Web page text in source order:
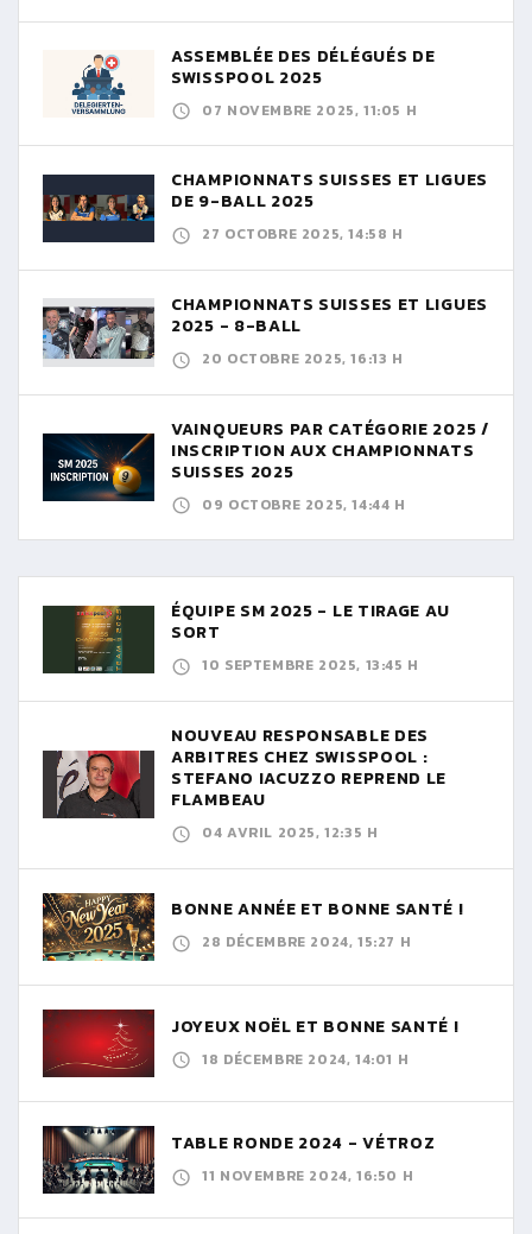
ASSEMBLÉE DES DÉLÉGUÉS DE
SWISSPOOL 2025
07 NOVEMBRE 2025, 11:05 H
CHAMPIONNATS SUISSES ET LIGUES
DE 9-BALL 2025
27 OCTOBRE 2025, 14:58 H
CHAMPIONNATS SUISSES ET LIGUES
2025 - 8-BALL
20 OCTOBRE 2025, 16:13 H
VAINQUEURS PAR CATÉGORIE 2025 /
INSCRIPTION AUX CHAMPIONNATS
SUISSES 2025
09 OCTOBRE 2025, 14:44 H
ÉQUIPE SM 2025 - LE TIRAGE AU
SORT
10 SEPTEMBRE 2025, 13:45 H
NOUVEAU RESPONSABLE DES
ARBITRES CHEZ SWISSPOOL :
STEFANO IACUZZO REPREND LE
FLAMBEAU
04 AVRIL 2025, 12:35 H
BONNE ANNÉE ET BONNE SANTÉ !
28 DÉCEMBRE 2024, 15:27 H
JOYEUX NOËL ET BONNE SANTÉ !
18 DÉCEMBRE 2024, 14:01 H
TABLE RONDE 2024 - VÉTROZ
11 NOVEMBRE 2024, 16:50 H